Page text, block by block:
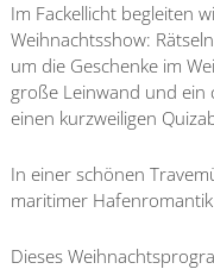
Im Fackellicht begleiten
Weihnachtsshow:
um die Geschenke im
große Leinwand und ein
einen kurzweiligen
In einer schönen
maritimer
Dieses